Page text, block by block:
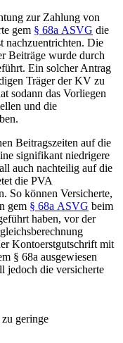
zur Zahlung von
gem § 68a ASVG die
nachzuentrichten. Die
Beiträge wurde durch
Ein solcher Antrag
Träger der KV zu
sodann das Vorliegen
und die
Beitragszeiten auf die
signifikant niedrigere
auch nachteilig auf die
die PVA
So können Versicherte,
gem § 68a ASVG beim
haben, vorder
Kontoerstgutschrift mit
§ 68a ausgewiesen
jedoch die versicherte
geringe